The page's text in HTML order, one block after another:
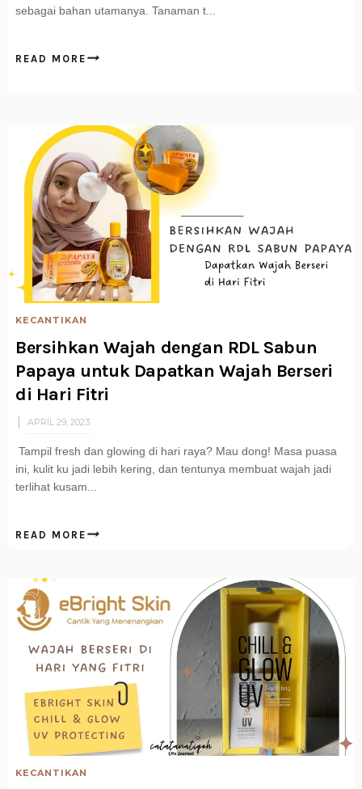
sebagai bahan utamanya. Tanaman t...
READ MORE
KECANTIKAN
Bersihkan Wajah dengan RDL Sabun
Papaya untuk Dapatkan Wajah Berseri
di Hari Fitri
APRIL 29, 2023
Tampil fresh dan glowing di hari raya? Mau dong! Masa puasa
ini, kulit ku jadi lebih kering, dan tentunya membuat wajah jadi
terlihat kusam...
READ MORE
KECANTIKAN